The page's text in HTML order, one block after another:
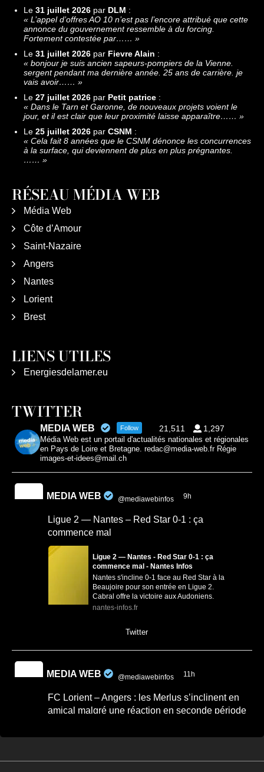
Le 31 juillet 2026 par DLM :
« L’appel d’offres AO 10 n’est pas l’encore attribué que cette
annonce du gouvernement ressemble à du forcing.
Fortement contestée par…… »
Le 31 juillet 2026 par Fievre Alain :
« bonjour je suis ancien sapeurs-pompiers de la Vienne.
sergent pendant ma dernière année. 25 ans de carrière. je
vais avoir…… »
Le 27 juillet 2026 par Petit patrice :
« Dans le Tarn et Garonne, de nouveaux projets voient le
jour, et il est clair que leur proximité laisse apparaître…… »
Le 25 juillet 2026 par CSNM :
« Cela fait 8 années que le CSNM dénonce les concurrences
à la surface, qui deviennent de plus en plus prégnantes.
…… »
RÉSEAU MÉDIA WEB
Média Web
Côte d’Amour
Saint-Nazaire
Angers
Nantes
Lorient
Brest
LIENS UTILES
Energiesdelamer.eu
TWITTER
MEDIA WEB Follow 21,511 1,297
Média Web est un portail d'actualités nationales et régionales
en Pays de Loire et Bretagne. redac@media-web.fr Régie
images-et-idees@mail.ch
MEDIA WEB @mediawebinfos 9h
Ligue 2 — Nantes – Red Star 0-1 : ça
commence mal
Ligue 2 — Nantes - Red Star 0-1 : ça
commence mal - Nantes Infos
Nantes s'incline 0-1 face au Red Star à la
Beaujoire pour son entrée en Ligue 2.
Cabral offre la victoire aux Audoniens.
nantes-infos.fr
Twitter
MEDIA WEB @mediawebinfos 11h
FC Lorient – Angers : les Merlus s’inclinent en
amical malgré une réaction en seconde période